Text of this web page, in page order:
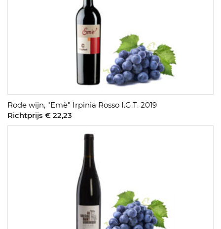
Rode wijn, "Emè" Irpinia Rosso I.G.T. 2019
Richtprijs € 22,23